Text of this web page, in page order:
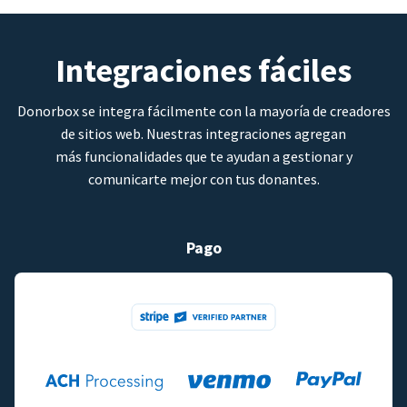
Integraciones fáciles
Donorbox se integra fácilmente con la mayoría de creadores
de sitios web. Nuestras integraciones agregan
más funcionalidades que te ayudan a gestionar y
comunicarte mejor con tus donantes.
Pago